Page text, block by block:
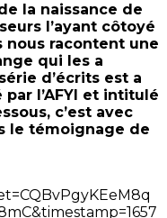
la naissance de
l’ayant côtoyé
racontent une
qui les a
d’écrits est a
l’AFYI et intitulé
c’est avec
le témoignage de